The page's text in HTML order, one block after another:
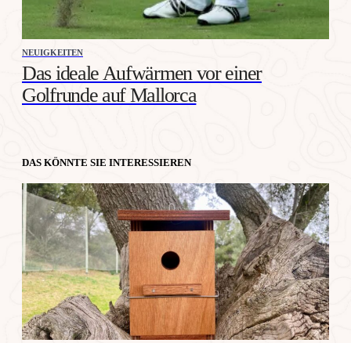
NEUIGKEITEN
Das ideale Aufwärmen vor einer
Golfrunde auf Mallorca
DAS KÖNNTE SIE INTERESSIEREN